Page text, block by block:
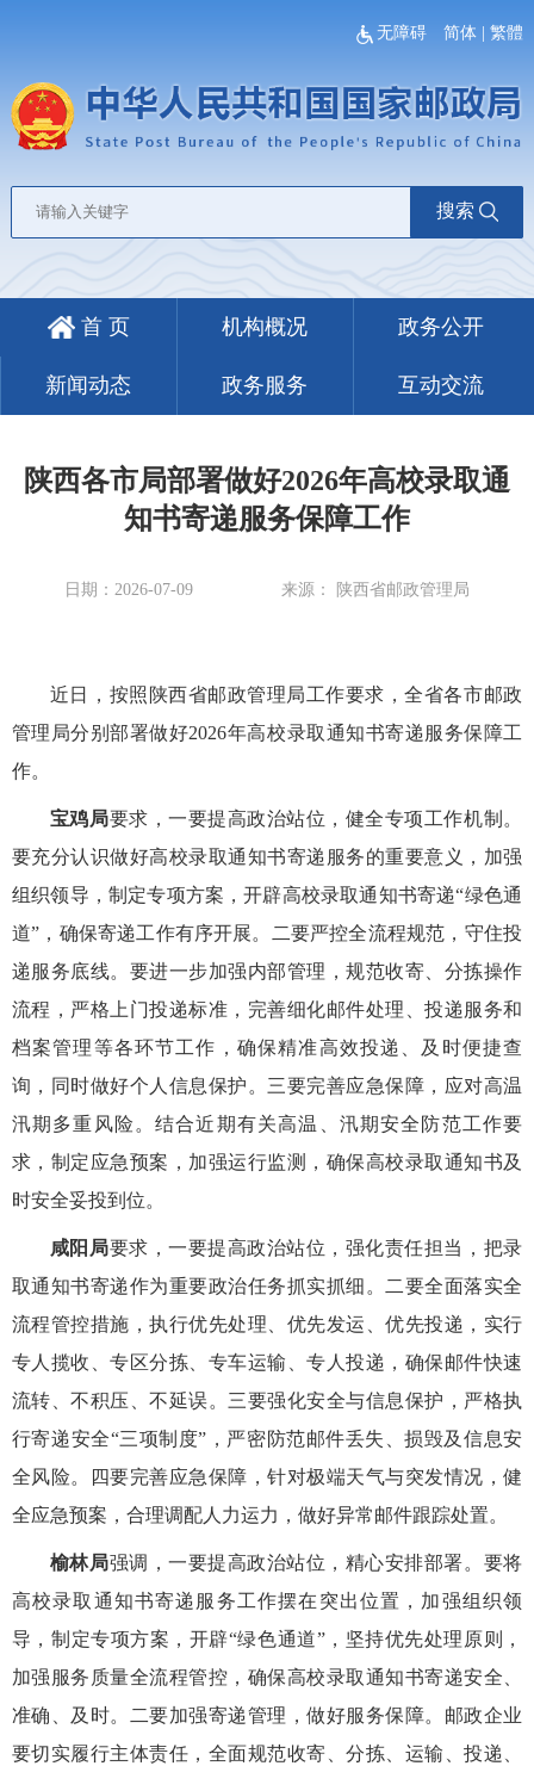
无障碍 简体 |繁體
搜索
首 页 机构概况 政务公开
新闻动态 政务服务 互动交流
陕西各市局部署做好2026年高校录取通
知书寄递服务保障工作
日期：2026-07-09 来源： 陕西省邮政管理局
近日，按照陕西省邮政管理局工作要求，全省各市邮政
管理局分别部署做好2026年高校录取通知书寄递服务保障工
作。
宝鸡局要求，一要提高政治站位，健全专项工作机制。
要充分认识做好高校录取通知书寄递服务的重要意义，加强
组织领导，制定专项方案，开辟高校录取通知书寄递“绿色通
道”，确保寄递工作有序开展。二要严控全流程规范，守住投
递服务底线。要进一步加强内部管理，规范收寄、分拣操作
流程，严格上门投递标准，完善细化邮件处理、投递服务和
档案管理等各环节工作，确保精准高效投递、及时便捷查
询，同时做好个人信息保护。三要完善应急保障，应对高温
汛期多重风险。结合近期有关高温、汛期安全防范工作要
求，制定应急预案，加强运行监测，确保高校录取通知书及
时安全妥投到位。
咸阳局要求，一要提高政治站位，强化责任担当，把录
取通知书寄递作为重要政治任务抓实抓细。二要全面落实全
流程管控措施，执行优先处理、优先发运、优先投递，实行
专人揽收、专区分拣、专车运输、专人投递，确保邮件快速
流转、不积压、不延误。三要强化安全与信息保护，严格执
行寄递安全“三项制度”，严密防范邮件丢失、损毁及信息安
全风险。四要完善应急保障，针对极端天气与突发情况，健
全应急预案，合理调配人力运力，做好异常邮件跟踪处置。
榆林局强调，一要提高政治站位，精心安排部署。要将
高校录取通知书寄递服务工作摆在突出位置，加强组织领
导，制定专项方案，开辟“绿色通道”，坚持优先处理原则，
加强服务质量全流程管控，确保高校录取通知书寄递安全、
准确、及时。二要加强寄递管理，做好服务保障。邮政企业
要切实履行主体责任，全面规范收寄、分拣、运输、投递、